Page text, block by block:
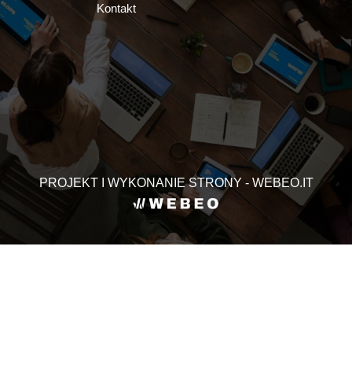
Kontakt
PROJEKT I WYKONANIE STRONY - WEBEO.IT